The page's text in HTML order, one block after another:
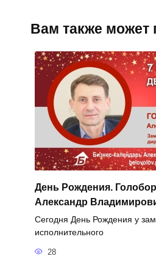
Вам также может
День Рождения.
Александр
Сегодня День Рождения у
исполнительного
28